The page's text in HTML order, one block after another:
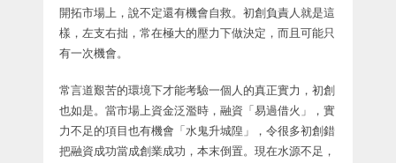
開拓市場上，說不定還有機會自救。初創負責人就是這
樣，左支右拙，常在極大的壓力下做決定，而且可能只
有一次機會。
常言道艱苦的環境下才能考驗一個人的真正實力，初創
也如是。當市場上資金泛濫時，融資「易過借火」，實
力不足的項目也有機會「水鬼升城隍」，令很多初創錯
把融資成功當成創業成功，本末倒置。現在水源不足，